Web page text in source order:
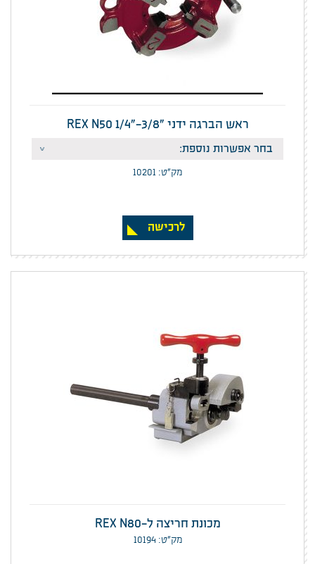
ראש הברגה ידני "REX N50 1/4"-3/8
מק”ט: 10201
לרכישה
מכונת חריצה ל-REX N80
מק”ט: 10194